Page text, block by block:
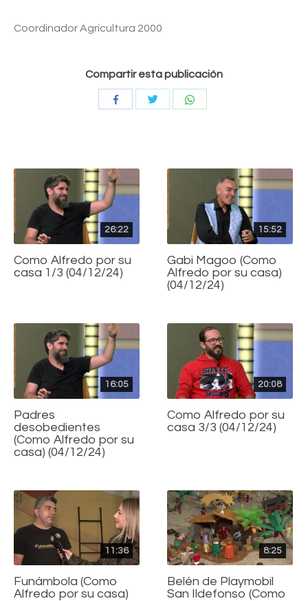
Coordinador Agricultura 2000
Compartir esta publicación
CompartirCompartir
26:22
Como Alfredo por su
casa 1/3 (04/12/24)
15:52
Gabi Magoo (Como
Alfredo por su casa)
(04/12/24)
16:05
Padres
desobedientes
(Como Alfredo por su
casa) (04/12/24)
20:08
Como Alfredo por su
casa 3/3 (04/12/24)
11:36
Funámbola (Como
Alfredo por su casa)
8:25
Belén de Playmobil
San Ildefonso (Como